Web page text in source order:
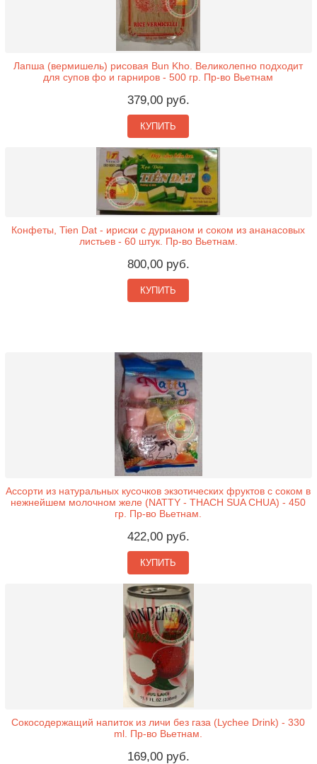
Лапша (вермишель) рисовая Bun Kho. Великолепно подходит
для супов фо и гарниров - 500 гр. Пр-во Вьетнам
379,00 руб.
КУПИТЬ
Конфеты, Tien Dat - ириски с дурианом и соком из ананасовых
листьев - 60 штук. Пр-во Вьетнам.
800,00 руб.
КУПИТЬ
Ассорти из натуральных кусочков экзотических фруктов с соком в
нежнейшем молочном желе (NATTY - THACH SUA CHUA) - 450
гр. Пр-во Вьетнам.
422,00 руб.
КУПИТЬ
Сокосодержащий напиток из личи без газа (Lychee Drink) - 330
ml. Пр-во Вьетнам.
169,00 руб.